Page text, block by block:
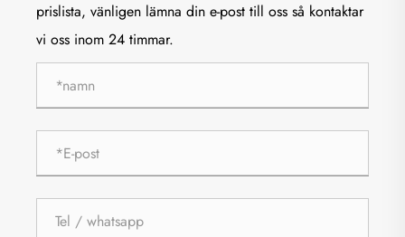
prislista, vänligen lämna din e-post till oss så kontaktar
vi oss inom 24 timmar.